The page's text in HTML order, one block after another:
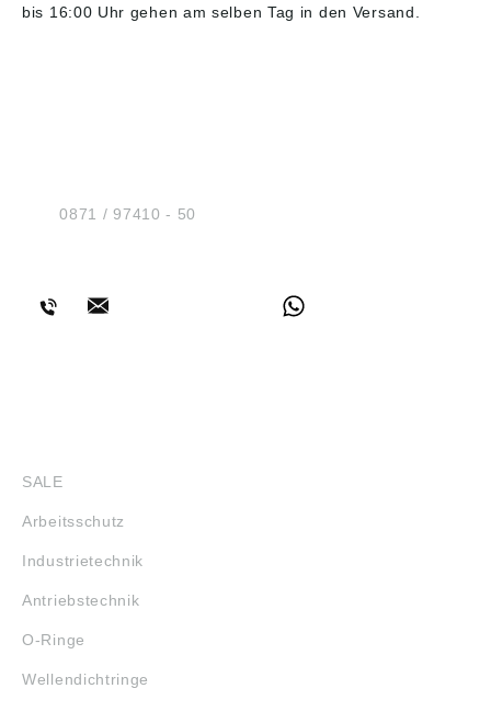
bis 16:00 Uhr gehen am selben Tag in den Versand.
Tel.:0871 / 97410 - 50
SALE
Arbeitsschutz
Industrietechnik
Antriebstechnik
O-Ringe
Wellendichtringe